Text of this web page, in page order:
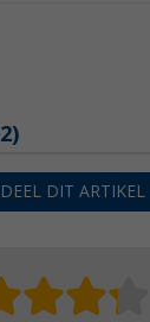
DIT ARTIKEL